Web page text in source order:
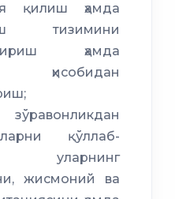
қилиш ҳамда
тизимини
ҳамда
қўллаб-
уларнинг
жисмоний ва